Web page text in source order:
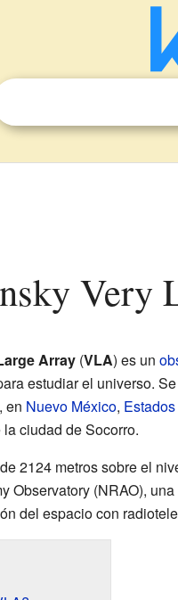
Array(VLA) es un
estudiar el universo.
, en Nuevo México,
ciudad de Socorro.
2124 metros sobre el
Observatory (NRAO),
del espacio con